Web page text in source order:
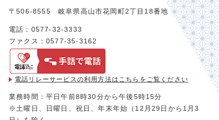
〒506-8555 岐阜県高山市花岡町2丁目18番地
電話：0577-32-3333
ファクス：0577-35-3162
電話リレーサービスの利用方法は こちらをご覧ください
業務時間：平日午前8時30分から午後5時15分
※土曜日、日曜日、祝日、年末年始（12月29日から1月3